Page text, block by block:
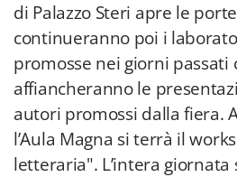
di Palazzo Steri apre le
continueranno poi i
promosse nei giorni passati
affiancheranno le
autori promossi dalla fiera.
l’Aula Magna si terrà il
letteraria". L’intera